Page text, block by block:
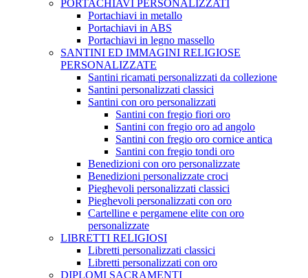
PORTACHIAVI PERSONALIZZATI
Portachiavi in metallo
Portachiavi in ABS
Portachiavi in legno massello
SANTINI ED IMMAGINI RELIGIOSE
PERSONALIZZATE
Santini ricamati personalizzati da collezione
Santini personalizzati classici
Santini con oro personalizzati
Santini con fregio fiori oro
Santini con fregio oro ad angolo
Santini con fregio oro cornice antica
Santini con fregio tondi oro
Benedizioni con oro personalizzate
Benedizioni personalizzate croci
Pieghevoli personalizzati classici
Pieghevoli personalizzati con oro
Cartelline e pergamene elite con oro
personalizzate
LIBRETTI RELIGIOSI
Libretti personalizzati classici
Libretti personalizzati con oro
DIPLOMI SACRAMENTI